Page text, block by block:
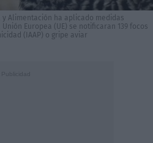
y Alimentación ha aplicado medidas
Europea (UE) se notificaran 139 focos
(IAAP) o gripe aviar